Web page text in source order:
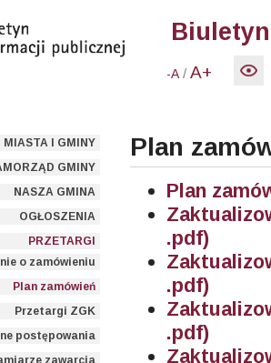
-A /A+
MIASTA I GMINY
GMINY
NASZA GMINA
OGŁOSZENIA
PRZETARGI
o zamówieniu
Plan zamówień
Przetargi ZGK
postępowania
zawarcia
Plan
Plan
.pdf)
.pdf)
.pdf)